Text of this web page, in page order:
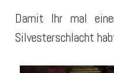
Damit Ihr mal
Silvesterschlacht